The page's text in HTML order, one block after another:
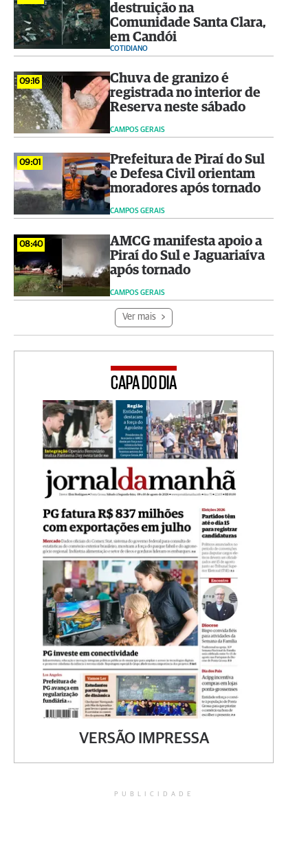
destruição na
Comunidade Santa Clara,
em Candói
COTIDIANO
09:16
Chuva de granizo é
registrada no interior de
Reserva neste sábado
CAMPOS GERAIS
09:01
Prefeitura de Piraí do Sul
e Defesa Civil orientam
moradores após tornado
CAMPOS GERAIS
08:40
AMCG manifesta apoio a
Piraí do Sul e Jaguariaíva
após tornado
CAMPOS GERAIS
Ver mais
CAPA DO DIA
VERSÃO IMPRESSA
PUBLICIDADE